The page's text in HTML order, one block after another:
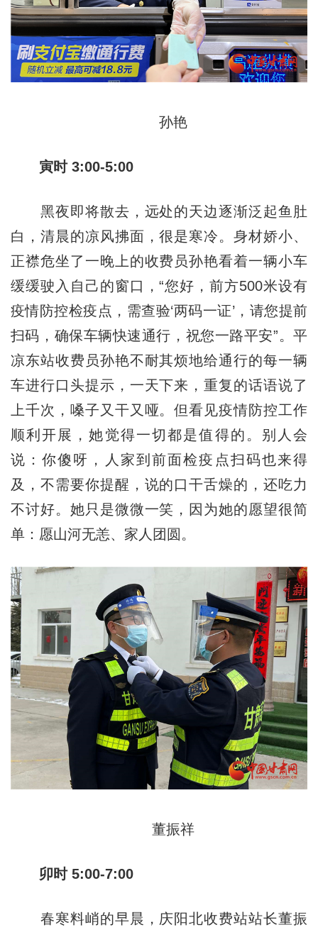
孙艳
寅时 3:00-5:00
黑夜即将散去，远处的天边逐渐泛起鱼肚
白，清晨的凉风拂面，很是寒冷。身材娇小、
正襟危坐了一晚上的收费员孙艳看着一辆小车
缓缓驶入自己的窗口，“您好，前方500米设有
疫情防控检疫点，需查验‘两码一证’，请您提前
扫码，确保车辆快速通行，祝您一路平安”。平
凉东站收费员孙艳不耐其烦地给通行的每一辆
车进行口头提示，一天下来，重复的话语说了
上千次，嗓子又干又哑。但看见疫情防控工作
顺利开展，她觉得一切都是值得的。别人会
说：你傻呀，人家到前面检疫点扫码也来得
及，不需要你提醒，说的口干舌燥的，还吃力
不讨好。她只是微微一笑，因为她的愿望很简
单：愿山河无恙、家人团圆。
董振祥
卯时 5:00-7:00
春寒料峭的早晨，庆阳北收费站站长董振